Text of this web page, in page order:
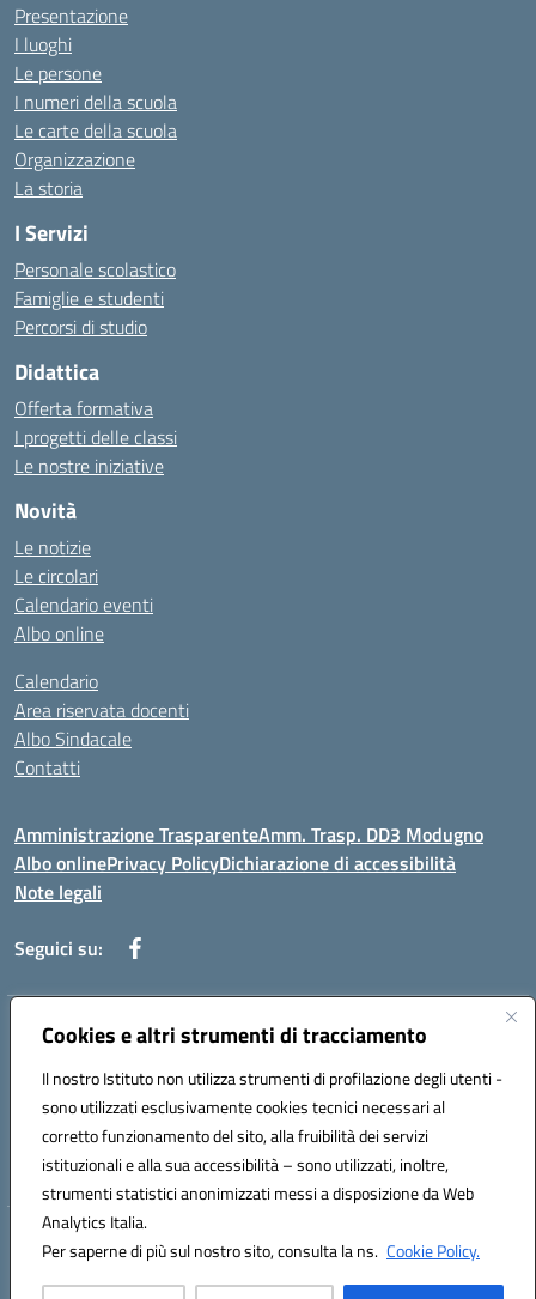
Cookies e altri strumenti di tracciamento
Il nostro Istituto non utilizza strumenti di profilazione degli utenti -
sono utilizzati esclusivamente cookies tecnici necessari al
corretto funzionamento del sito, alla fruibilità dei servizi
istituzionali e alla sua accessibilità – sono utilizzati, inoltre,
strumenti statistici anonimizzati messi a disposizione da Web
Analytics Italia.
Per saperne di più sul nostro sito, consulta la ns. Cookie Policy.
Presentazione
I luoghi
Le persone
I numeri della scuola
Le carte della scuola
Organizzazione
La storia
I Servizi
Personale scolastico
Famiglie e studenti
Percorsi di studio
Didattica
Offerta formativa
I progetti delle classi
Le nostre iniziative
Novità
Le notizie
Le circolari
Calendario eventi
Albo online
Calendario
Area riservata docenti
Albo Sindacale
Contatti
Amministrazione TrasparenteAmm. Trasp. DD3 Modugno
Albo onlinePrivacy PolicyDichiarazione di accessibilità
Note legali
Seguici su:
Indirizzo:Via Magna Grecia, 1 - 70026 Modugno (Bari)
Posta elettronica certificata (PEC):baic8ap005@pec.istruzione.it
Codice fiscale: 93548950729
Codice meccanografico: BAIC8AP005
Hosting & Powered by 3D Solution S.r.l.
Concept & Design by Designers Italia